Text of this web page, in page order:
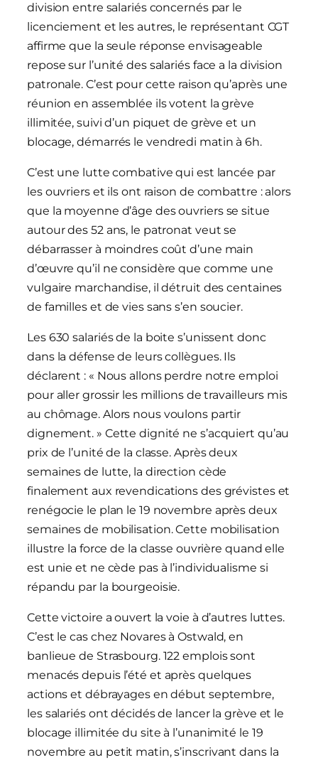
division entre salariés concernés par le
licenciement et les autres, le représentant CGT
affirme que la seule réponse envisageable
repose sur l’unité des salariés face a la division
patronale. C’est pour cette raison qu’après une
réunion en assemblée ils votent la grève
illimitée, suivi d’un piquet de grève et un
blocage, démarrés le vendredi matin à 6h.
C’est une lutte combative qui est lancée par
les ouvriers et ils ont raison de combattre : alors
que la moyenne d’âge des ouvriers se situe
autour des 52 ans, le patronat veut se
débarrasser à moindres coût d’une main
d’œuvre qu’il ne considère que comme une
vulgaire marchandise, il détruit des centaines
de familles et de vies sans s’en soucier.
Les 630 salariés de la boite s’unissent donc
dans la défense de leurs collègues. Ils
déclarent : « Nous allons perdre notre emploi
pour aller grossir les millions de travailleurs mis
au chômage. Alors nous voulons partir
dignement. » Cette dignité ne s’acquiert qu’au
prix de l’unité de la classe. Après deux
semaines de lutte, la direction cède
finalement aux revendications des grévistes et
renégocie le plan le 19 novembre après deux
semaines de mobilisation. Cette mobilisation
illustre la force de la classe ouvrière quand elle
est unie et ne cède pas à l’individualisme si
répandu par la bourgeoisie.
Cette victoire a ouvert la voie à d’autres luttes.
C’est le cas chez Novares à Ostwald, en
banlieue de Strasbourg. 122 emplois sont
menacés depuis l’été et après quelques
actions et débrayages en début septembre,
les salariés ont décidés de lancer la grève et le
blocage illimitée du site à l’unanimité le 19
novembre au petit matin, s’inscrivant dans la